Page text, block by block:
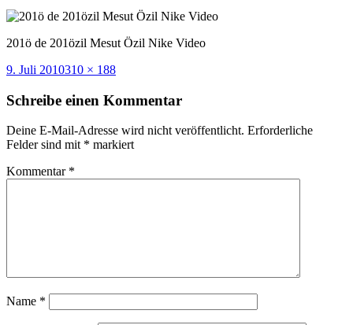
201ö de 201özil Mesut Özil Nike Video
Veröffentlicht
9. Juli 2010Volle
310 × 188
Schreibe einen Kommentar
Deine E-Mail-Adresse wird nicht veröffentlicht. Erforderliche
Felder sind mit * markiert
Kommentar *
Name *